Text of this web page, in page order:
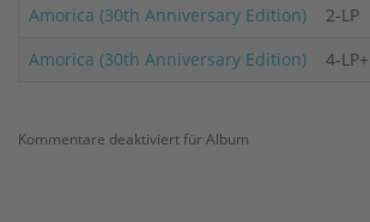
Amorica (30th Anniversary Edition) 2-LP
Amorica (30th Anniversary Edition) 4-
Kommentare deaktiviert für Album